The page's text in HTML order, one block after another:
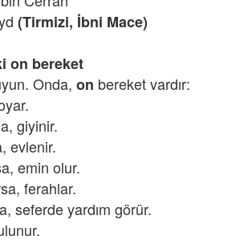
(Tirmizi, İbni Mace)
on bereket
Onda, on bereket vardır:
giyinir.
evlenir.
emin olur.
ferahlar.
seferde yardım görür.